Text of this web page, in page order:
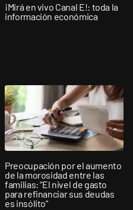
¡Mirá en vivo Canal E!: toda la
información económica
Preocupación por el aumento
de la morosidad entre las
familias: “El nivel de gasto
para refinanciar sus deudas
es insólito”